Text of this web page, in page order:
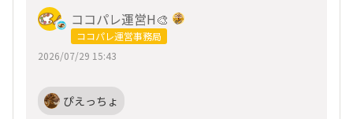
ココパレ運営H🎨
ココパレ運営事務局
2026/07/29 15:43
ぴえっちょ